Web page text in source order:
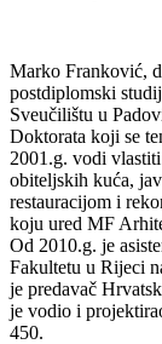
Marko Franković,
postdiplomski
Sveučilištu u
Doktorata koji se
2001.g. vodi
obiteljskih kuća,
restauracijom i
koju ured MF
Od 2010.g. je
Fakultetu u Rijeci
je predavač
je vodio i
450.